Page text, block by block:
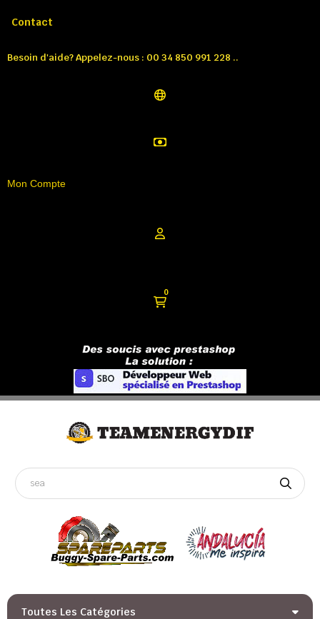
Contact
Besoin d'aide? Appelez-nous : 00 34 850 991 228 ..
Mon Compte
0
Toutes Les Catégories